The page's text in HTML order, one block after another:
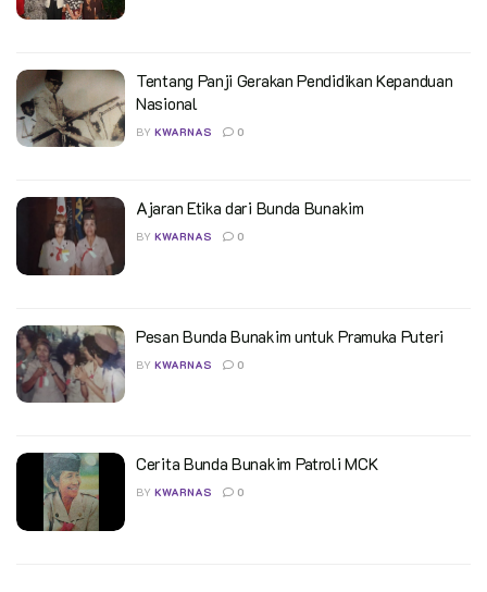
Tentang Panji Gerakan Pendidikan Kepanduan
Nasional
BY KWARNAS 0
Ajaran Etika dari Bunda Bunakim
BY KWARNAS 0
Pesan Bunda Bunakim untuk Pramuka Puteri
BY KWARNAS 0
Cerita Bunda Bunakim Patroli MCK
BY KWARNAS 0